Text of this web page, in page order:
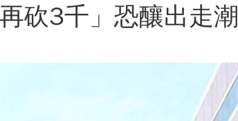
砍3千」恐釀出走潮